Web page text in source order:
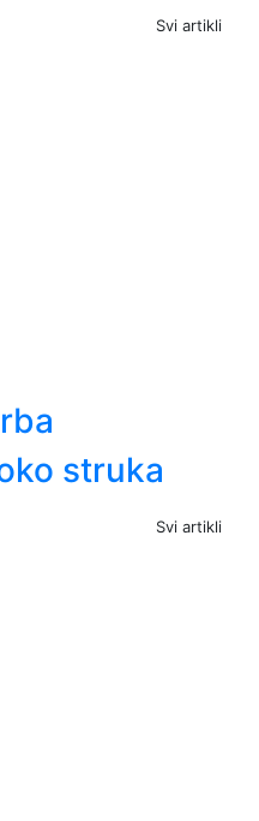
Svi artikli
struka
Svi artikli